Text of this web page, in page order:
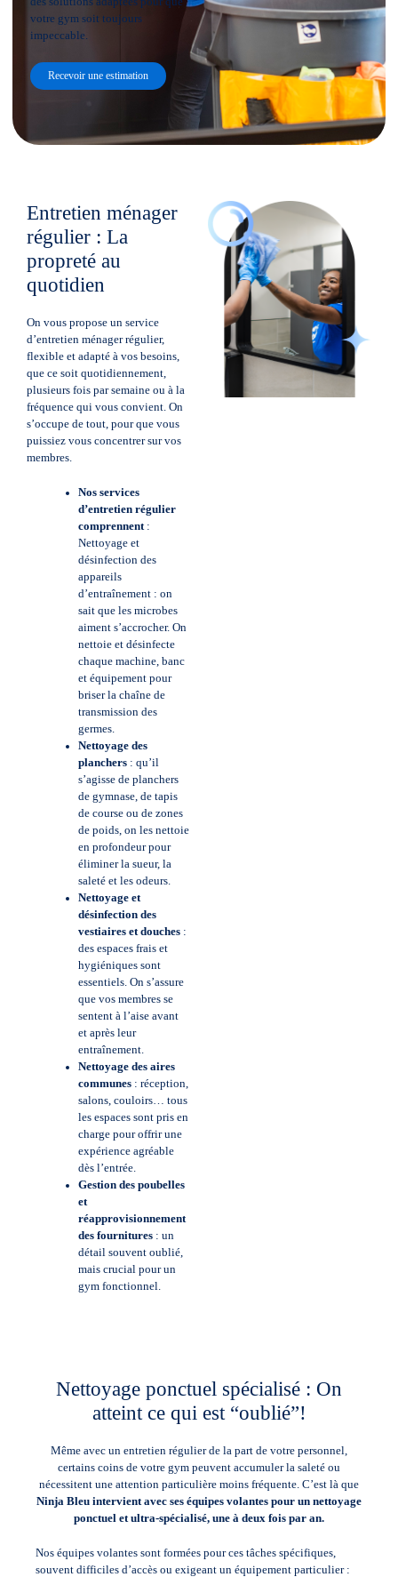
votre gym soit toujours
impeccable.
Recevoir une estimation
Entretien ménager
régulier : La
propreté au
quotidien
On vous propose un service
d’entretien ménager régulier,
flexible et adapté à vos besoins,
que ce soit quotidiennement,
plusieurs fois par semaine ou à la
fréquence qui vous convient. On
s’occupe de tout, pour que vous
puissiez vous concentrer sur vos
membres.
Nos services
d’entretien régulier
comprennent:
Nettoyage et
désinfection des
appareils
d’entraînement : on
sait que les microbes
aiment s’accrocher. On
nettoie et désinfecte
chaque machine, banc
et équipement pour
briser la chaîne de
transmission des
germes.
Nettoyage des
planchers : qu’il
s’agisse de planchers
de gymnase, de tapis
de course ou de zones
de poids, on les nettoie
en profondeur pour
éliminer la sueur, la
saleté et les odeurs.
Nettoyage et
désinfection des
vestiaires et douches :
des espaces frais et
hygiéniques sont
essentiels. On s’assure
que vos membres se
sentent à l’aise avant
et après leur
entraînement.
Nettoyage des aires
communes : réception,
salons, couloirs… tous
les espaces sont pris en
charge pour offrir une
expérience agréable
dès l’entrée.
Gestion des poubelles
et
réapprovisionnement
des fournitures : un
détail souvent oublié,
mais crucial pour un
gym fonctionnel.
Nettoyage ponctuel spécialisé : On
atteint ce qui est “oublié”!
Même avec un entretien régulier de la part de votre personnel,
certains coins de votre gym peuvent accumuler la saleté ou
nécessitent une attention particulière moins fréquente. C’est là que
Ninja Bleu intervient avec ses équipes volantes pour un nettoyage
ponctuel et ultra-spécialisé, une à deux fois par an.
Nos équipes volantes sont formées pour ces tâches spécifiques,
souvent difficiles d’accès ou exigeant un équipement particulier :